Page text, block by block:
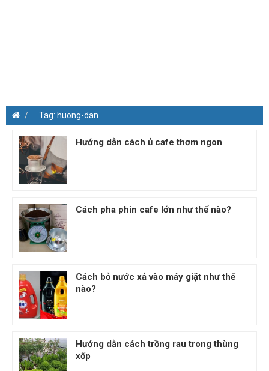
Tag: huong-dan
Hướng dẫn cách ủ cafe thơm ngon
Cách pha phin cafe lớn như thế nào?
Cách bỏ nước xả vào máy giặt như thế
nào?
Hướng dẫn cách trồng rau trong thùng
xốp